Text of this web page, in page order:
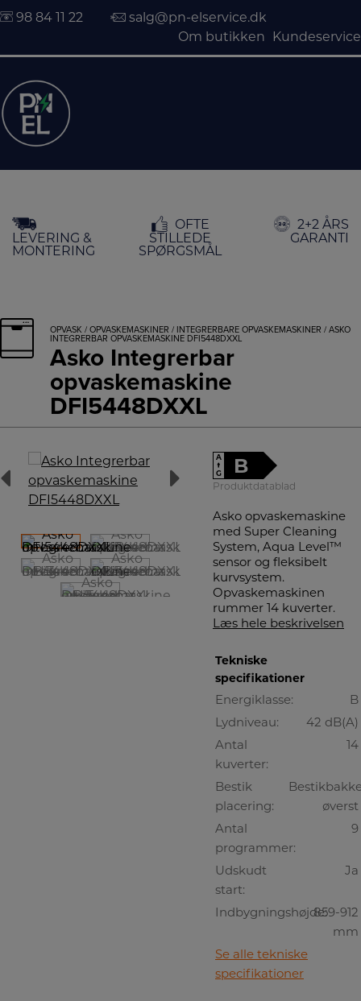
indholdet
98 84 11 22
salg@pn-elservice.dk
Om butikken
Kundeservice
LEVERING &
MONTERING
OFTE
STILLEDE
SPØRGSMÅL
2+2 ÅRS
GARANTI
OPVASK / OPVASKEMASKINER / INTEGRERBARE OPVASKEMASKINER / ASKO
INTEGRERBAR OPVASKEMASKINE DFI5448DXXL
Asko Integrerbar
opvaskemaskine
DFI5448DXXL
A
↑
G
B
Produktdatablad
Asko opvaskemaskine
med Super Cleaning
System, Aqua Level™
sensor og fleksibelt
kurvsystem.
Opvaskemaskinen
rummer 14 kuverter.
Læs hele beskrivelsen
Tekniske
specifikationer
Energiklasse:
B
Lydniveau:
42 dB(A)
Antal
kuverter:
14
Bestik
placering:
øverst
Antal
programmer:
9
Udskudt
start:
Ja
Indbygningshøjde:859-912
mm
Se alle tekniske
specifikationer